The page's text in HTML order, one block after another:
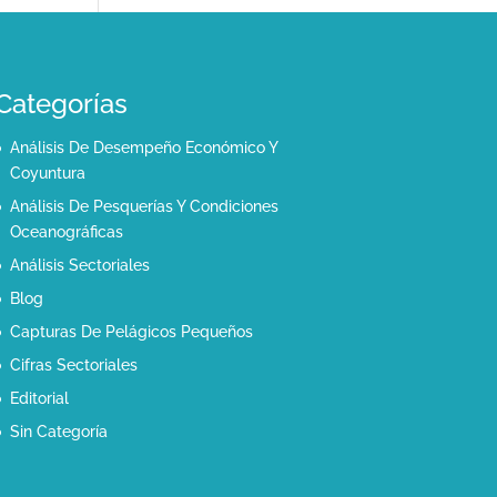
Análisis De Desempeño Económico Y
Coyuntura
Análisis De Pesquerías Y Condiciones
Oceanográficas
Análisis Sectoriales
Blog
Capturas De Pelágicos Pequeños
Cifras Sectoriales
Editorial
Sin Categoría